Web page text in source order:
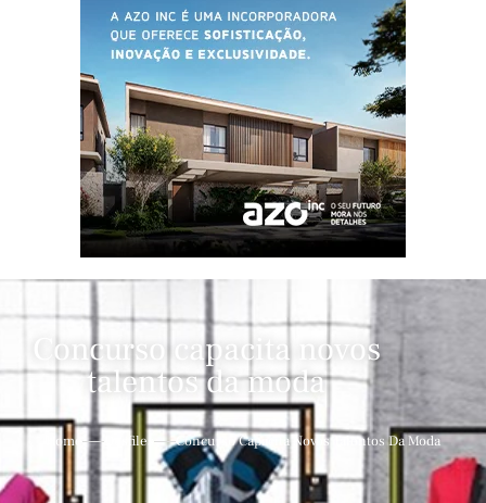
Concurso capacita novos
talentos da moda
Home Desfiles Concurso Capacita Novos Talentos Da Moda